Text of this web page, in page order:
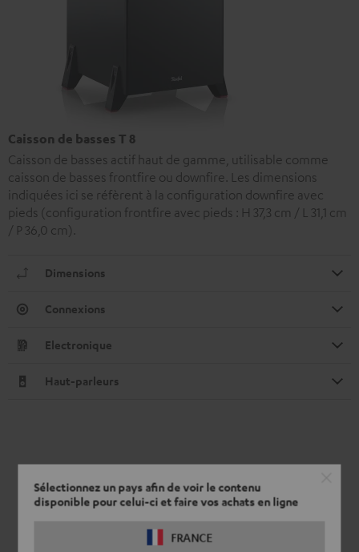
Sélectionnez un pays afin de voir le contenu
disponible pour celui-ci et faire vos achats en ligne
FRANCE
Caisson de basses T 8
Caisson de basses actif haut de gamme, utilisable comme
caisson de basses frontfire ou downfire. Les dimensions
indiquées ici se réfèrent à la configuration downfire avec
pieds (configuration frontfire avec pieds : H 37,3 cm / L 31,1 cm
/ P 36,0 cm).
Dimensions
Connexions
Electronique
Haut-parleurs